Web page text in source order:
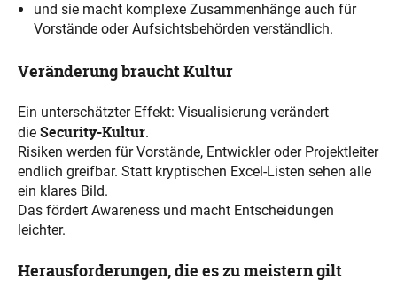
und sie macht komplexe Zusammenhänge auch für
Vorstände oder Aufsichtsbehörden verständlich.
Veränderung braucht Kultur
Ein unterschätzter Effekt: Visualisierung verändert
die Security-Kultur.
Risiken werden für Vorstände, Entwickler oder Projektleiter
endlich greifbar. Statt kryptischen Excel-Listen sehen alle
ein klares Bild.
Das fördert Awareness und macht Entscheidungen
leichter.
Herausforderungen, die es zu meistern gilt